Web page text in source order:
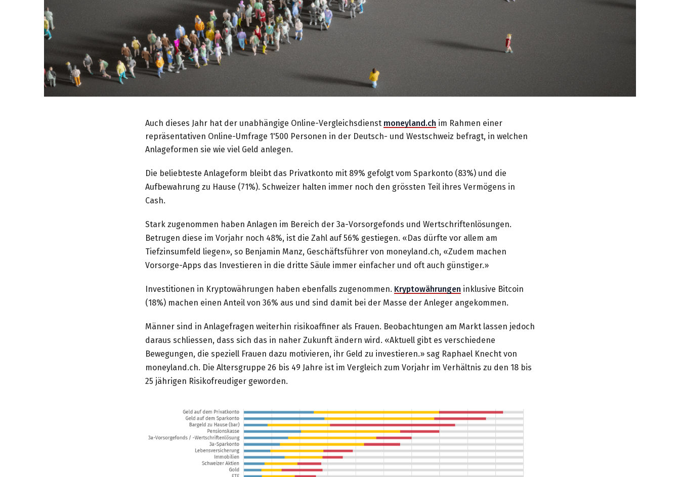
Auch dieses Jahr hat der unabhängige Online-Vergleichsdienst moneyland.ch im Rahmen einer
repräsentativen Online-Umfrage 1'500 Personen in der Deutsch- und Westschweiz befragt, in welchen
Anlageformen sie wie viel Geld anlegen.
Die beliebteste Anlageform bleibt das Privatkonto mit 89% gefolgt vom Sparkonto (83%) und die
Aufbewahrung zu Hause (71%). Schweizer halten immer noch den grössten Teil ihres Vermögens in
Cash.
Stark zugenommen haben Anlagen im Bereich der 3a-Vorsorgefonds und Wertschriftenlösungen.
Betrugen diese im Vorjahr noch 48%, ist die Zahl auf 56% gestiegen. «Das dürfte vor allem am
Tiefzinsumfeld liegen», so Benjamin Manz, Geschäftsführer von moneyland.ch, «Zudem machen
Vorsorge-Apps das Investieren in die dritte Säule immer einfacher und oft auch günstiger.»
Investitionen in Kryptowährungen haben ebenfalls zugenommen. Kryptowährungen inklusive Bitcoin
(18%) machen einen Anteil von 36% aus und sind damit bei der Masse der Anleger angekommen.
Männer sind in Anlagefragen weiterhin risikoaffiner als Frauen. Beobachtungen am Markt lassen jedoch
daraus schliessen, dass sich das in naher Zukunft ändern wird. «Aktuell gibt es verschiedene
Bewegungen, die speziell Frauen dazu motivieren, ihr Geld zu investieren.» sag Raphael Knecht von
moneyland.ch. Die Altersgruppe 26 bis 49 Jahre ist im Vergleich zum Vorjahr im Verhältnis zu den 18 bis
25 jährigen Risikofreudiger geworden.